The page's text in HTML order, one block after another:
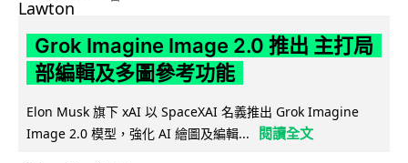
Grok Imagine Image 2.0 推出 主打局
部編輯及多圖參考功能
Elon Musk 旗下 xAI 以 SpaceXAI 名義推出 Grok Imagine
Image 2.0 模型，強化 AI 繪圖及編輯...
閱讀全文